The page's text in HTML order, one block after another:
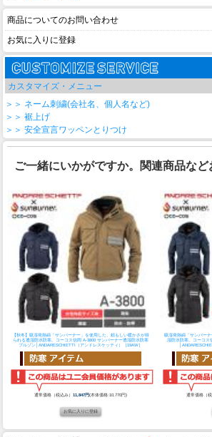
商品についてのお問い合わせ
お気に入りに登録
カスタマイズ・メニュー
＞＞ ネーム刺繍(会社名、個人名など)
＞＞ 裾上げ
＞＞ 安全宣言ワッペンとりつけ
ご一緒にいかがですか。関連商品な
【秋冬】吸湿発熱綿「サンバーナー」を使用した、頼もしい暖かさが得
られる透湿防水防寒。
コーコス信岡 A-3800 サンバーナー透湿防水防寒
ブルゾン│ANDARESCHIETTI（アンドレスケッティ）［19AW］
通常価格（税込み）11,847円(本体価格:10,770円)
吸湿発熱綿「サンバー
湿防水防寒。
コーコス
通常価格（税